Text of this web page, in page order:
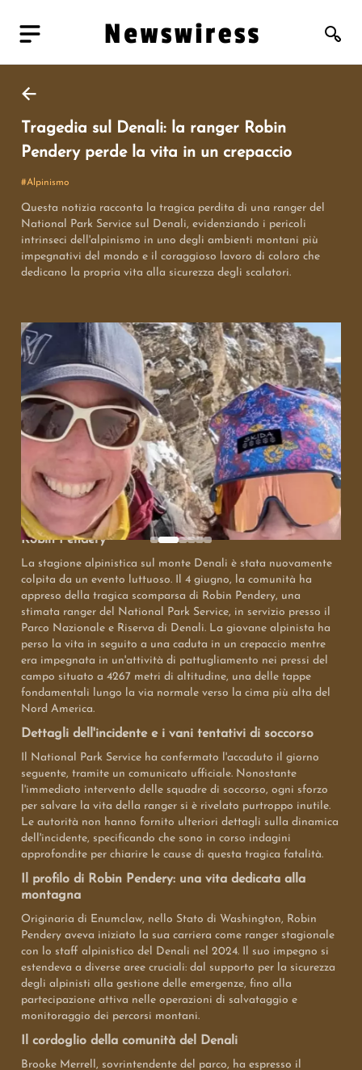
Tragedia sul Denali: la ranger Robin
Pendery perde la vita in un crepaccio
#Alpinismo
Questa notizia racconta la tragica perdita di una ranger del
National Park Service sul Denali, evidenziando i pericoli
intrinseci dell'alpinismo in uno degli ambienti montani più
impegnativi del mondo e il coraggioso lavoro di coloro che
dedicano la propria vita alla sicurezza degli scalatori.
In ricordo di Robin Pendery: il sacrificio per la sicurezza
sul tetto del Nord America
Un nuovo lutto sul Denali: la scomparsa della ranger
Robin Pendery
La stagione alpinistica sul monte Denali è stata nuovamente
colpita da un evento luttuoso. Il 4 giugno, la comunità ha
appreso della tragica scomparsa di Robin Pendery, una
stimata ranger del National Park Service, in servizio presso il
Parco Nazionale e Riserva di Denali. La giovane alpinista ha
perso la vita in seguito a una caduta in un crepaccio mentre
era impegnata in un'attività di pattugliamento nei pressi del
campo situato a 4267 metri di altitudine, una delle tappe
fondamentali lungo la via normale verso la cima più alta del
Nord America.
Dettagli dell'incidente e i vani tentativi di soccorso
Il National Park Service ha confermato l'accaduto il giorno
seguente, tramite un comunicato ufficiale. Nonostante
l'immediato intervento delle squadre di soccorso, ogni sforzo
per salvare la vita della ranger si è rivelato purtroppo inutile.
Le autorità non hanno fornito ulteriori dettagli sulla dinamica
dell'incidente, specificando che sono in corso indagini
approfondite per chiarire le cause di questa tragica fatalità.
Il profilo di Robin Pendery: una vita dedicata alla
montagna
Originaria di Enumclaw, nello Stato di Washington, Robin
Pendery aveva iniziato la sua carriera come ranger stagionale
con lo staff alpinistico del Denali nel 2024. Il suo impegno si
estendeva a diverse aree cruciali: dal supporto per la sicurezza
degli alpinisti alla gestione delle emergenze, fino alla
partecipazione attiva nelle operazioni di salvataggio e
monitoraggio dei percorsi montani.
Il cordoglio della comunità del Denali
Brooke Merrell, sovrintendente del parco, ha espresso il